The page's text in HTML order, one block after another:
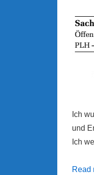
Ich
und
Ich
Read